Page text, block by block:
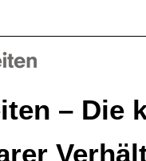
– Die